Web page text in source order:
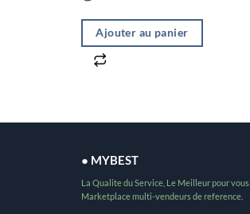
Ajouter au panier
● MYBEST
La Qualite du Service, Le Meilleur pour vous.
Marketplace multi-vendeurs de reference.